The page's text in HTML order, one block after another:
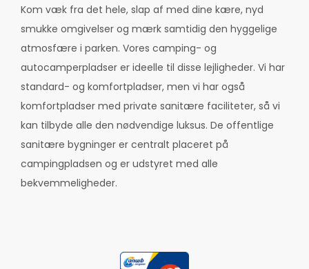
Kom væk fra det hele, slap af med dine kære, nyd
smukke omgivelser og mærk samtidig den hyggelige
atmosfære i parken. Vores camping- og
autocamperpladser er ideelle til disse lejligheder. Vi har
standard- og komfortpladser, men vi har også
komfortpladser med private sanitære faciliteter, så vi
kan tilbyde alle den nødvendige luksus. De offentlige
sanitære bygninger er centralt placeret på
campingpladsen og er udstyret med alle
bekvemmeligheder.